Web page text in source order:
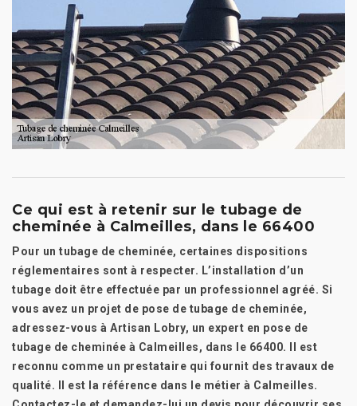
Ce qui est à retenir sur le tubage de
cheminée à Calmeilles, dans le 66400
Pour un tubage de cheminée, certaines dispositions
réglementaires sont à respecter. L’installation d’un
tubage doit être effectuée par un professionnel agréé. Si
vous avez un projet de pose de tubage de cheminée,
adressez-vous à Artisan Lobry, un expert en pose de
tubage de cheminée à Calmeilles, dans le 66400. Il est
reconnu comme un prestataire qui fournit des travaux de
qualité. Il est la référence dans le métier à Calmeilles.